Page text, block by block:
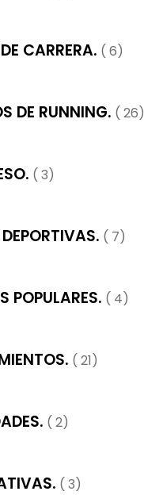
CARRERA. ( 6)
DE RUNNING. ( 26)
( 3)
( 7)
POPULARES. ( 4)
( 21)
( 2)
( 3)